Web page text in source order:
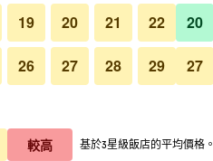
查看優惠
查看優惠
19 20 21 22
26 27 28 29
20
27
較高 基於3星級飯店的平均價格。